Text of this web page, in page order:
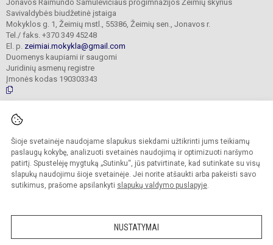
Šioje svetainėje naudojame slapukus siekdami užtikrinti jums teikiamų
paslaugų kokybę, analizuoti svetainės naudojimą ir optimizuoti naršymo
patirtį. Spustelėję mygtuką „Sutinku“, jūs patvirtinate, kad sutinkate su visų
slapukų naudojimu šioje svetainėje. Jei norite atšaukti arba pakeisti savo
sutikimus, prašome apsilankyti slapukų valdymo puslapyje.
NUSTATYMAI
Jonavos Raimundo Samulevičiaus progimnazijos Žeimių skyrius
Savivaldybės biudžetinė įstaiga
Mokyklos g. 1, Žeimių mstl., 55386, Žeimių sen., Jonavos r.
Tel./ faks. +370 349 45248
El. p. zeimiai.mokykla@gmail.com
Duomenys kaupiami ir saugomi
Juridinių asmenų registre
Įmonės kodas 190303343
© 2025. Jonavos Raimundo Samulevičiaus progimnazija Žeimių skyrius. Visos
Kopijuoti turinį be raštiško įstaigos administracijos sutikimo griežtai draudžiama.
Prieinamumo paraiška Slapukų politika
Sumanus būdas atnaujinti